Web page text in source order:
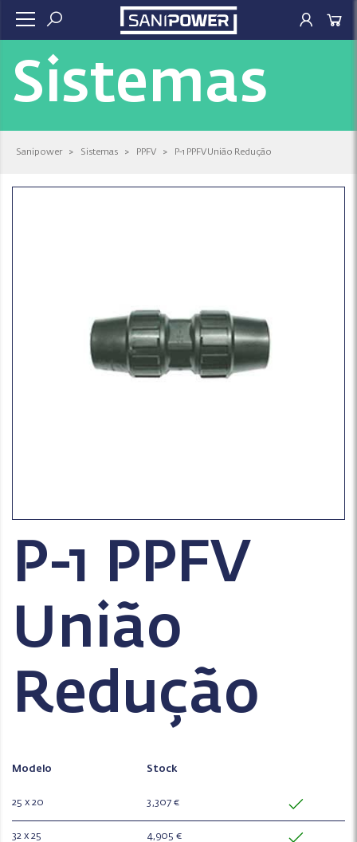
Sistemas
Sanipower > Sistemas > PPFV > P-1 PPFV União Redução
P-1 PPFV
União
Redução
Modelo Stock
25 x 20 3,307 €
32 x 25 4,905 €